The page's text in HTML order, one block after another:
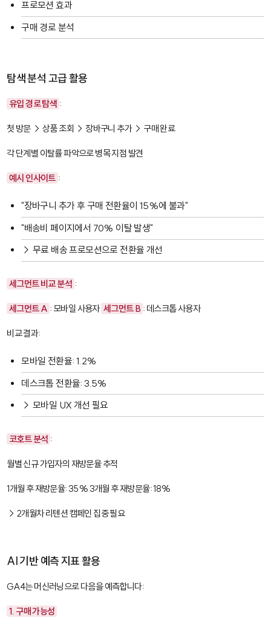
프로모션 효과
구매 경로 분석
탐색 분석 고급 활용
유입 경로 탐색 :
첫 방문 → 상품 조회 → 장바구니 추가 → 구매 완료
각 단계별 이탈률 파악으로 병목 지점 발견
예시 인사이트 :
"장바구니 추가 후 구매 전환율이 15%에 불과"
"배송비 페이지에서 70% 이탈 발생"
→ 무료 배송 프로모션으로 전환율 개선
세그먼트 비교 분석 :
세그먼트 A : 모바일 사용자 세그먼트 B : 데스크톱 사용자
비교 결과:
모바일 전환율: 1.2%
데스크톱 전환율: 3.5%
→ 모바일 UX 개선 필요
코호트 분석 :
월별 신규 가입자의 재방문율 추적
1개월 후 재방문율: 35% 3개월 후 재방문율: 18%
→ 2개월차 리텐션 캠페인 집중 필요
AI 기반 예측 지표 활용
GA4는 머신러닝으로 다음을 예측합니다:
1. 구매 가능성